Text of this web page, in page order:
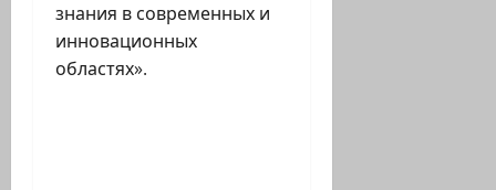
знания в современных и
инновационных
областях».